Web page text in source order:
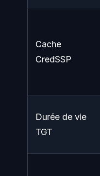
Cache
CredSSP
Durée de vie
TGT